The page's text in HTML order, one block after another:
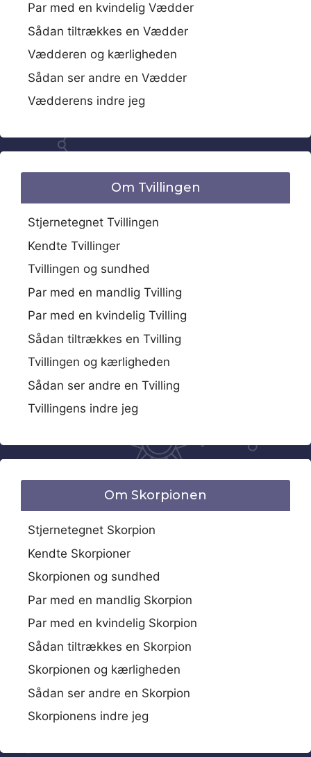
Par med en kvindelig Vædder
Sådan tiltrækkes en Vædder
Vædderen og kærligheden
Sådan ser andre en Vædder
Vædderens indre jeg
Om Tvillingen
Stjernetegnet Tvillingen
Kendte Tvillinger
Tvillingen og sundhed
Par med en mandlig Tvilling
Par med en kvindelig Tvilling
Sådan tiltrækkes en Tvilling
Tvillingen og kærligheden
Sådan ser andre en Tvilling
Tvillingens indre jeg
Om Skorpionen
Stjernetegnet Skorpion
Kendte Skorpioner
Skorpionen og sundhed
Par med en mandlig Skorpion
Par med en kvindelig Skorpion
Sådan tiltrækkes en Skorpion
Skorpionen og kærligheden
Sådan ser andre en Skorpion
Skorpionens indre jeg